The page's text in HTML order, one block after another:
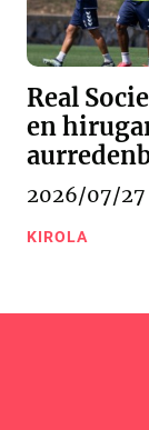
Real
en
2026/07/27
KIROLA